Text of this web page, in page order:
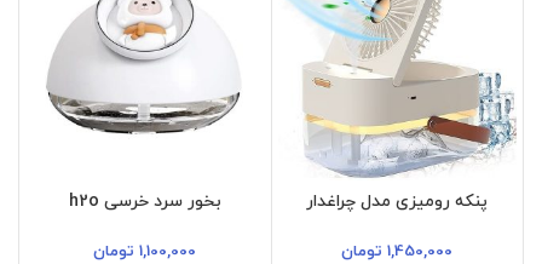
پنکه رومیزی مدل چراغدار
1,450,000 تومان
بخور سرد خرسی h2o
1,100,000 تومان